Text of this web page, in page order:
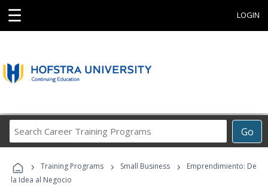
☰ LOGIN
Go
Career
Programs
› Training Programs › Small Business ›
Emprendimiento: De
la Idea al Negocio